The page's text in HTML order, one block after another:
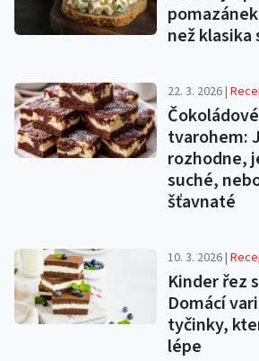
než klasika
22. 3. 2026 |
tvarohem:
rozhodne,
suché,
šťavnaté
10. 3. 2026 |
Kinder řez
Domácí
tyčinky,
lépe